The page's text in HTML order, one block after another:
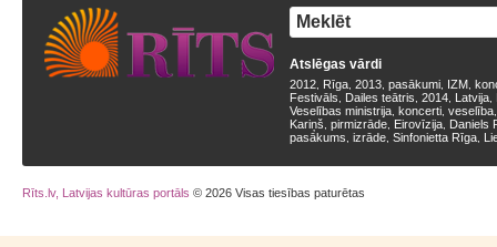
Atslēgas vārdi
2012 Rīga 2013 pasākumi IZM
Festivāls
Dailes teātris 2014 Latvija
Veselības ministrija koncerti veselība
Kariņš pirmizrāde Eirovīzija Daniels
pasākums izrāde Sinfonietta Rīga
Rīts.lv, Latvijas kultūras portāls © 2026 Visas tiesības paturētas